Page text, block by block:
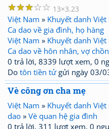
☆
☆
☆
☆
☆ 13 3.23
Việt Nam » Khuyết danh Việt
Ca dao về gia đình, họ hàng
Việt Nam » Khuyết danh Việt
Ca dao về hôn nhân, vợ
0 trả lời, 8339 lượt xem, 0
Do tôn tiền tửgửi ngày 03/
Vè công ơn cha mẹ
Việt Nam » Khuyết danh Việt
dao » Vè quan hệ gia đình
0 trả lời, 311 lượt xem, 0